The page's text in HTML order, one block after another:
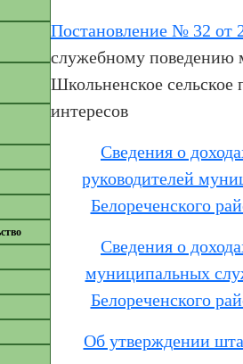
Постановление № 32 от
служебному поведению
Школьненское сельское
интересов
Сведения о
руководителей
Белореченского
Сведения о
муниципальных
Белореченского
Об утверждении